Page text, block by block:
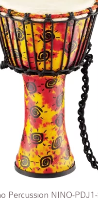
Percussion NINO-